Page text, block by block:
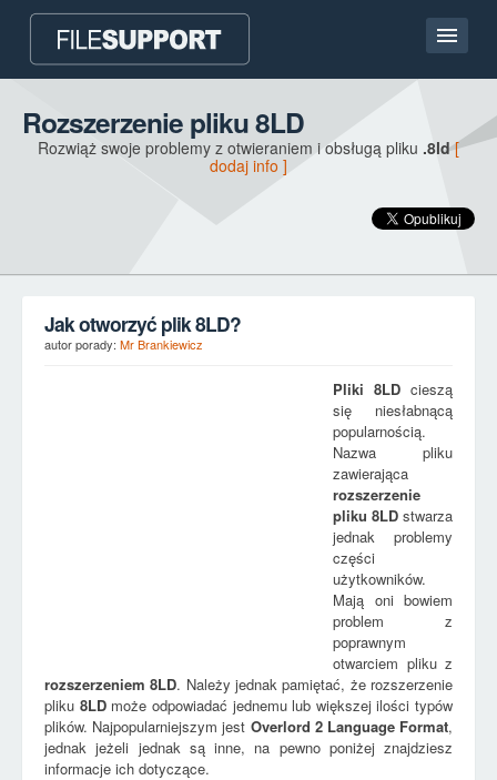
Kontakt
Rozszerzenie pliku 8LD
Rozwiąż swoje problemy z otwieraniem i obsługą pliku .8ld [
dodaj info ]
Jak otworzyć plik 8LD?
autor porady: Mr Brankiewicz
Pliki 8LD cieszą
się niesłabnącą
popularnością.
Nazwa pliku
zawierająca
rozszerzenie
pliku 8LD stwarza
jednak problemy
części
użytkowników.
Mają oni bowiem
problem z
poprawnym
otwarciem pliku z
rozszerzeniem8LD. Należy jednak pamiętać, że rozszerzenie
pliku 8LDmoże odpowiadać jednemu lub większej ilości typów
plików. Najpopularniejszym jest Overlord 2 Language Format,
jednak jeżeli jednak są inne, na pewno poniżej znajdziesz
informacje ich dotyczące.